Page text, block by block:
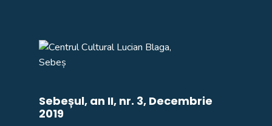
Sebeșul, an II, nr. 3, Decembrie
2019